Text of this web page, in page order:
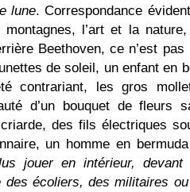
lune. Correspondance
montagnes, l’art et la
Beethoven, ce n’est
de soleil, un enfant en
contrariant, les gros
d’un bouquet de fleurs
des fils électriques
un homme en
jouer en intérieur, devant
des écoliers, des militaires